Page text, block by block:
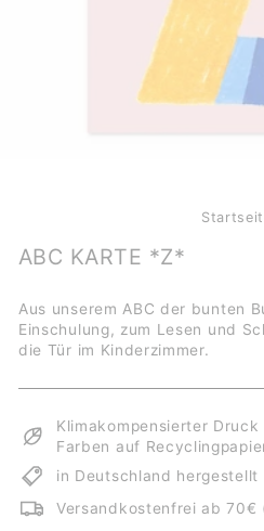
ABC KARTE *Z*
Aus unserem ABC der bunten
Einschulung, zum Lesen und
die Tür im Kinderzimmer.
Klimakompensierter
Farben auf
in Deutschland hergestellt
Versandkostenfrei ab 70€